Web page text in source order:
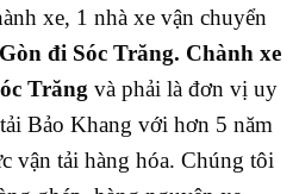
xe, 1 nhà xe vận chuyển
đi Sóc Trăng. Chành xe
Trăng và phải là đơn vị uy
Bảo Khang với hơn 5 năm
vận tải hàng hóa. Chúng tôi